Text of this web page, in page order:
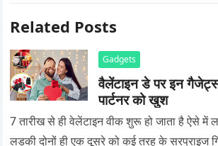
Related Posts
Gadgets
वैलेंटाइन डे पर इन
पार्टनर को खुश
7 तारीख से ही वेलेंटाइन वीक शुरू हो जाता है ऐसे में
लड़की दोनों ही एक दूसरे को कई तरह के सरप्राइज